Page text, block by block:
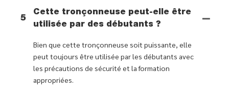
5
Cette tronçonneuse peut-elle être
utilisée par des débutants ?
Bien que cette tronçonneuse soit puissante, elle
peut toujours être utilisée par les débutants avec
les précautions de sécurité et la formation
appropriées.